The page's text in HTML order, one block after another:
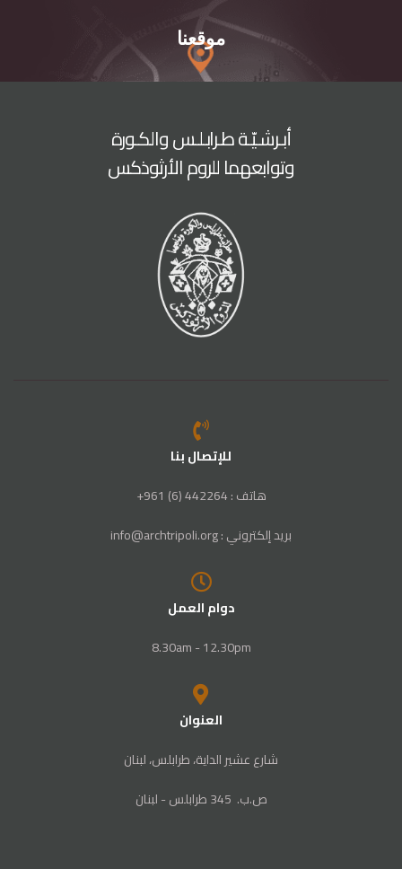
موقعنا
أبـرشـيّـة طـرابـلـس والكـورة
وتوابعهما للروم الأرثوذكس
للإتصال بنا
هاتف : 442264 (6) 961+
بريد إلكتروني : info@archtripoli.org
دوام العمل
8.30am - 12.30pm
العنوان
شارع عشير الداية، طرابلس، لبنان
ص‭.‬ب. ‬345‭ ‬ طرابلس‭ - ‬لبنان